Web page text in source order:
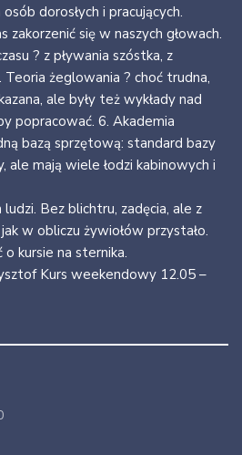
dorosłych i pracujących.
zakorzenić się w naszych głowach.
? z pływania szóstka, z
Teoria żeglowania ? choć trudna,
ale były też wykłady nad
popracować. 6. Akademia
bazą sprzętową: standard bazy
mają wiele łodzi kabinowych i
ludzi. Bez blichtru, zadęcia, ale z
w obliczu żywiołów przystało.
o kursie na sternika.
Kurs weekendowy 12.05 –